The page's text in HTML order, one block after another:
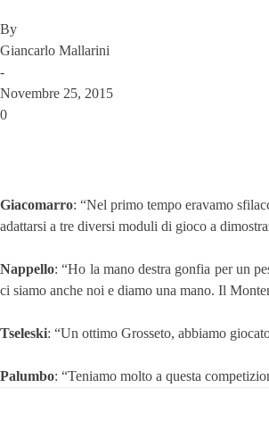
By
Giancarlo Mallarini
-
Novembre 25, 2015
0
Giacomarro: “Nel primo tempo eravamo
adattarsi a tre diversi moduli di gioco a
Nappello: “Ho la mano destra gonfia per un
ci siamo anche noi e diamo una mano. Il
Tseleski: “Un ottimo Grosseto, abbiamo
Palumbo: “Teniamo molto a questa